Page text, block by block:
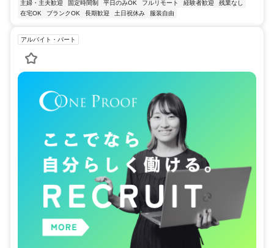
主婦・主夫歓迎 固定時間制 平日のみOK フルリモート 経験者歓迎
残業なし
在宅OK
ブランクOK 長期歓迎 土日祝休み 服装自由
アルバイト・パート